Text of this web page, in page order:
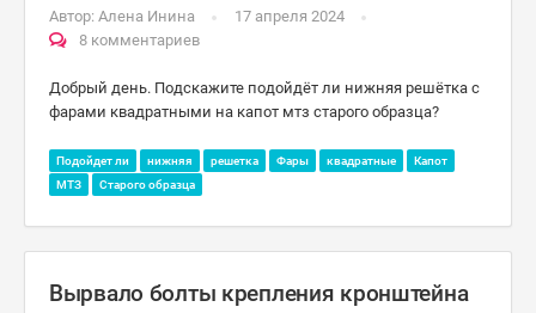
Автор: Алена Инина
17 апреля 2024
8 комментариев
Добрый день. Подскажите подойдёт ли нижняя решётка с
фарами квадратными на капот мтз старого образца?
Подойдет ли нижняя решетка Фары квадратные
Капот
МТЗ
Старого образца
Вырвало болты крепления кронштейна